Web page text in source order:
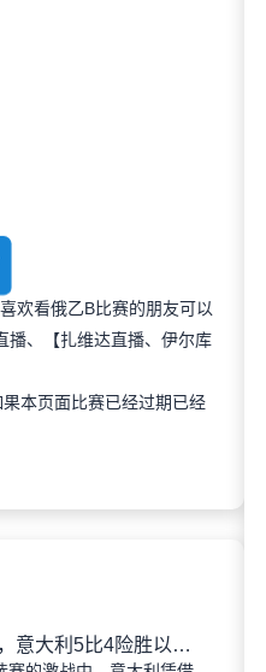
欢看俄乙B比赛的朋友可以
播、【扎维达直播、伊尔库
本页面比赛已经过期已经
欧预赛上演进球盛宴，意大利5比4险胜以色列控球占优